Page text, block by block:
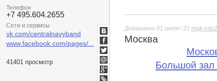
Телефон
+7 495.604.2655
Сети и сервисы
vk.com/centralnavyband
www.facebook.com/pages/...
41401 просмотр
Добавлено 01 июля / 21 mgk-info2
Москва
Большой зал
ВКонтакте
Facebook
Twitter
Мой
Мир
Google+